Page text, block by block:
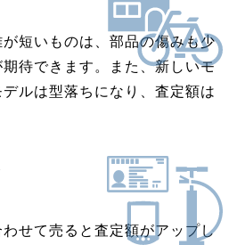
短いものは、部品の傷みも少
待できます。また、新しいモ
ルは型落ちになり、査定額は
せて売ると査定額がアップし